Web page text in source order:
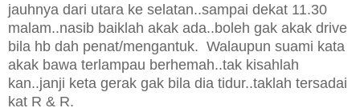
jauhnya dari utara ke selatan..sampai dekat 11.30
malam..nasib baiklah akak ada..boleh gak akak drive
bila hb dah penat/mengantuk. Walaupun suami kata
akak bawa terlampau berhemah..tak kisahlah
kan..janji keta gerak gak bila dia tidur..taklah tersadai
kat R & R.